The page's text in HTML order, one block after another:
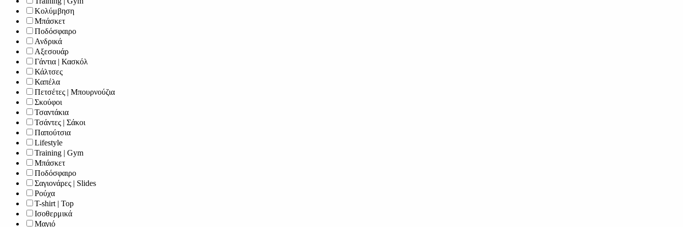
Κολύμβηση
Μπάσκετ
Ποδόσφαιρο
Ανδρικά
Αξεσουάρ
Γάντια | Κασκόλ
Κάλτσες
Καπέλα
Πετσέτες | Μπουρνούζια
Σκούφοι
Τσαντάκια
Τσάντες | Σάκοι
Παπούτσια
Lifestyle
Training | Gym
Μπάσκετ
Ποδόσφαιρο
Σαγιονάρες | Slides
Ρούχα
T-shirt | Top
Ισοθερμικά
Μαγιό